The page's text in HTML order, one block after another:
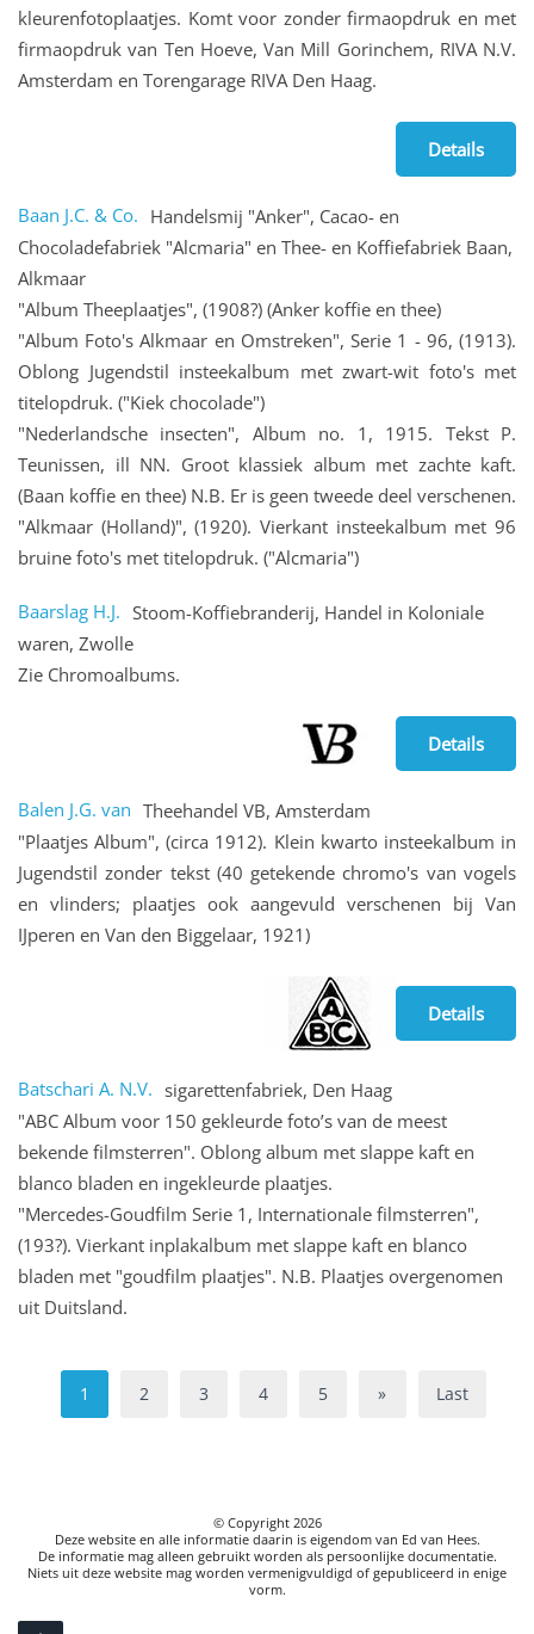
kleurenfotoplaatjes. Komt voor zonder firmaopdruk en met
firmaopdruk van Ten Hoeve, Van Mill Gorinchem, RIVA N.V.
Amsterdam en Torengarage RIVA Den Haag.
Details
Baan J.C. & Co. Handelsmij "Anker", Cacao- en
Chocoladefabriek "Alcmaria" en Thee- en Koffiefabriek Baan,
Alkmaar
"Album Theeplaatjes", (1908?) (Anker koffie en thee)
"Album Foto's Alkmaar en Omstreken", Serie 1 - 96, (1913).
Oblong Jugendstil insteekalbum met zwart-wit foto's met
titelopdruk. ("Kiek chocolade")
"Nederlandsche insecten", Album no. 1, 1915. Tekst P.
Teunissen, ill NN. Groot klassiek album met zachte kaft.
(Baan koffie en thee) N.B. Er is geen tweede deel verschenen.
"Alkmaar (Holland)", (1920). Vierkant insteekalbum met 96
bruine foto's met titelopdruk. ("Alcmaria")
Baarslag H.J. Stoom-Koffiebranderij, Handel in Koloniale
waren, Zwolle
Zie Chromoalbums.
Details
Balen J.G. van Theehandel VB, Amsterdam
"Plaatjes Album", (circa 1912). Klein kwarto insteekalbum in
Jugendstil zonder tekst (40 getekende chromo's van vogels
en vlinders; plaatjes ook aangevuld verschenen bij Van
IJperen en Van den Biggelaar, 1921)
Details
Batschari A. N.V. sigarettenfabriek, Den Haag
"ABC Album voor 150 gekleurde foto’s van de meest
bekende filmsterren". Oblong album met slappe kaft en
blanco bladen en ingekleurde plaatjes.
"Mercedes-Goudfilm Serie 1, Internationale filmsterren",
(193?). Vierkant inplakalbum met slappe kaft en blanco
bladen met "goudfilm plaatjes". N.B. Plaatjes overgenomen
uit Duitsland.
1 2 3 4 5 » Last
© Copyright 2026
Deze website en alle informatie daarin is eigendom van Ed van Hees.
De informatie mag alleen gebruikt worden als persoonlijke documentatie.
Niets uit deze website mag worden vermenigvuldigd of gepubliceerd in enige
vorm.